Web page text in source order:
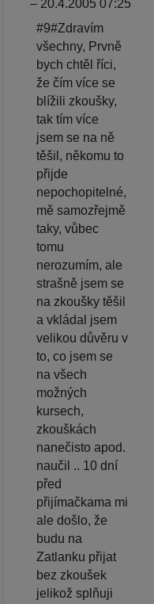
– 20.4.2005 07:25
#9#Zdravím
všechny, Prvně
bych chtěl říci,
že čím více se
blížili zkoušky,
tak tím více
jsem se na ně
těšil, někomu to
přijde
nepochopitelné,
mě samozřejmě
taky, vůbec
tomu
nerozumím, ale
strašně jsem se
na zkoušky těšil
a vkládal jsem
velikou důvěru v
to, co jsem se
na všech
možných
kursech,
zkouškách
nanečisto apod.
naučil .. 10 dní
před
přijímačkama mi
ale došlo, že
budu na
Zatlanku přijat
bez zkoušek
jelikož splňuji